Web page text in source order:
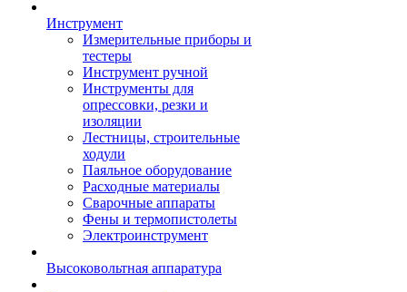
Инструмент
Измерительные приборы и
тестеры
Инструмент ручной
Инструменты для
опрессовки, резки и
изоляции
Лестницы, строительные
ходули
Паяльное оборудование
Расходные материалы
Сварочные аппараты
Фены и термопистолеты
Электроинструмент
Высоковольтная аппаратура